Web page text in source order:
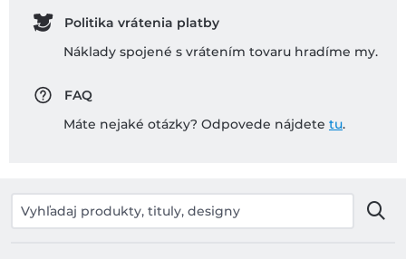
Politika vrátenia platby
Náklady spojené s vrátením tovaru hradíme my.
FAQ
Máte nejaké otázky? Odpovede nájdete tu.